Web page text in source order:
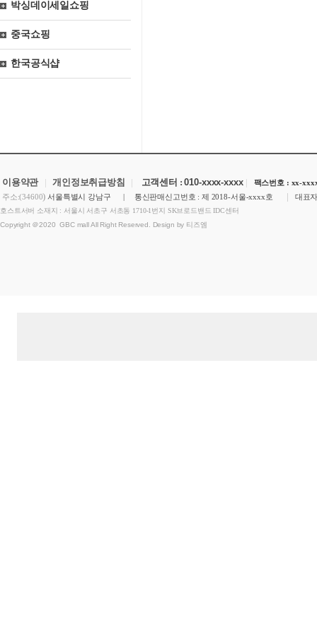
박싱데이세일쇼핑
중국쇼핑
한국공식샵
이용약관 |개인정보취급방침 | 고객센터 :010-xxxx-xxxx |
팩스번호 : xx-
주소:(34600) 서울특별시 강남구 | 통신판매신고번호 : 제 2018-서울-xxxx호 | 대표
호스트서버 소재지 : 서울시 서초구 서초동 1710-1번지 SK브로드밴드 IDC센터
Copyright ＠2020 GBC mall All Right Reserved. Design by 티즈엠